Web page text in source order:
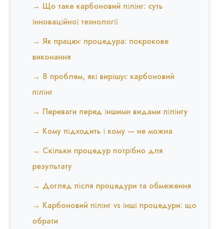
→ Що таке карбоновий пілінг: суть
інноваційної технології
→ Як працює процедура: покрокове
виконання
→ 8 проблем, які вирішує карбоновий
пілінг
→ Переваги перед іншими видами пілінгу
→ Кому підходить і кому — не можна
→ Скільки процедур потрібно для
результату
→ Догляд після процедури та обмеження
→ Карбоновий пілінг vs інші процедури: що
обрати